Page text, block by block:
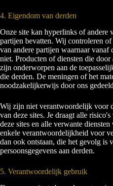
4. Eigendom van derden
Onze site kan hyperlinks of andere
partijen bevatten. Wij controleren
van andere partijen waarnaar vanaf
niet. Producten of diensten die door
zijn onderworpen aan de
die derden. De meningen of het
noodzakelijkerwijs door ons
Wij zijn niet verantwoordelijk voor
van deze sites. Je draagt alle
deze sites en alle verwante
enkele verantwoordelijkheid voor
dan ook ontstaan, die het gevolg is
persoonsgegevens aan derden.
5. Verantwoordelijk gebruik